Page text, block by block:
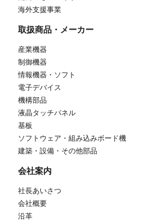
海外支援事業
取扱商品・メーカー
産業機器
制御機器
情報機器・ソフト
電子デバイス
機構部品
液晶タッチパネル
基板
ソフトウェア・組み込みボード機
建築・設備・その他部品
会社案内
社長あいさつ
会社概要
沿革